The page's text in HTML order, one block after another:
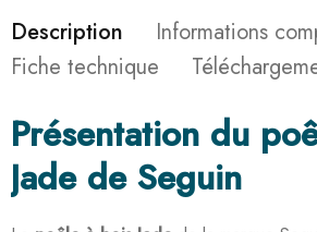
Description
Informations
Fiche technique
Présentation du
Jade de Seguin